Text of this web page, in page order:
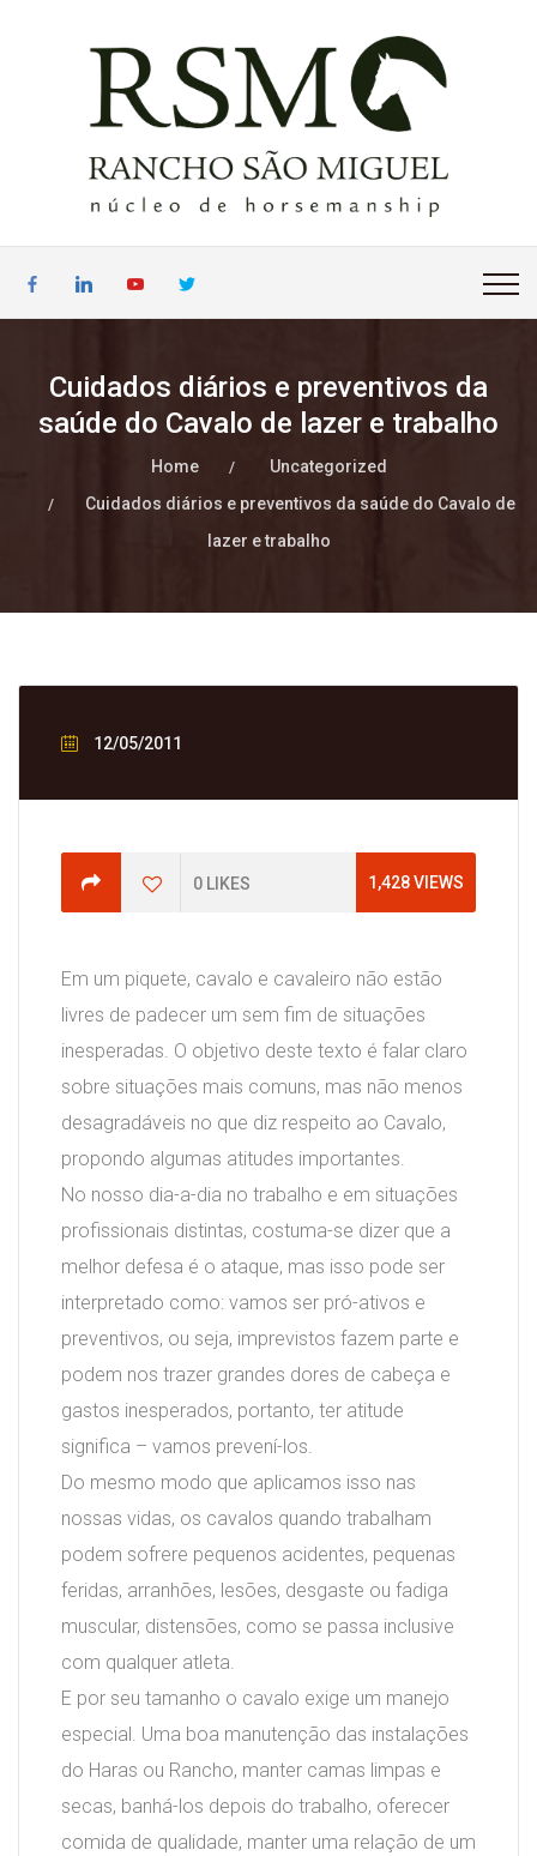
Cuidados diários e preventivos da
saúde do Cavalo de lazer e trabalho
Home
Uncategorized
Cuidados diários e preventivos da saúde do Cavalo de
lazer e trabalho
12/05/2011
0 LIKES 1,428VIEWS
Em um piquete, cavalo e cavaleiro não estão
livres de padecer um sem fim de situações
inesperadas. O objetivo deste texto é falar claro
sobre situações mais comuns, mas não menos
desagradáveis no que diz respeito ao Cavalo,
propondo algumas atitudes importantes.
No nosso dia-a-dia no trabalho e em situações
profissionais distintas, costuma-se dizer que a
melhor defesa é o ataque, mas isso pode ser
interpretado como: vamos ser pró-ativos e
preventivos, ou seja, imprevistos fazem parte e
podem nos trazer grandes dores de cabeça e
gastos inesperados, portanto, ter atitude
significa – vamos prevení-los.
Do mesmo modo que aplicamos isso nas
nossas vidas, os cavalos quando trabalham
podem sofrere pequenos acidentes, pequenas
feridas, arranhões, lesões, desgaste ou fadiga
muscular, distensões, como se passa inclusive
com qualquer atleta.
E por seu tamanho o cavalo exige um manejo
especial. Uma boa manutenção das instalações
do Haras ou Rancho, manter camas limpas e
secas, banhá-los depois do trabalho, oferecer
comida de qualidade, manter uma relação de um